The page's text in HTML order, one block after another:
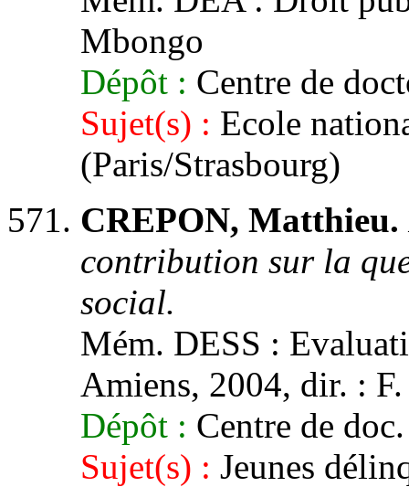
Mbongo
Dépôt : Centre de
Sujet(s) : Ecole
(Paris/Strasbourg)
CREPON, Matthieu.
contribution sur la
social.
Mém. DESS :
Amiens, 2004, dir. :
Dépôt : Centre de
Sujet(s) : Jeunes